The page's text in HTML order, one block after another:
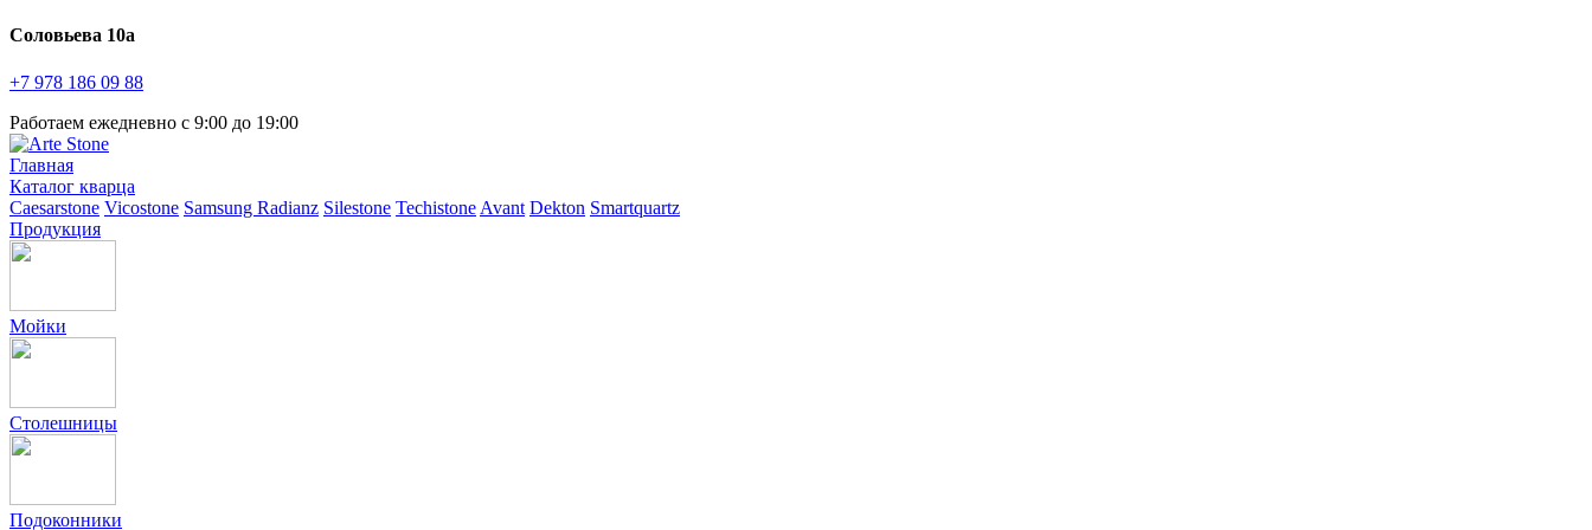
Соловьева 10а
+7 978 186 09 88
Работаем ежедневно с 9:00 до 19:00
Главная
Каталог кварца
Caesarstone Vicostone Samsung Radianz Silestone Techistone Avant Dekton Smartquartz
Продукция
Мойки
Столешницы
Подоконники